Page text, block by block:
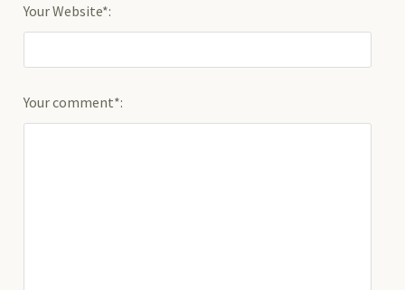
Your Website*:
Your comment*: